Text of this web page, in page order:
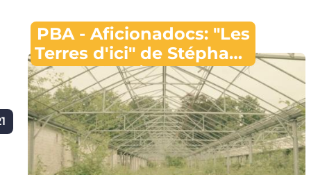
PBA - Aficionadocs: "Les
Terres d'ici" de Stéphane
Vuillet